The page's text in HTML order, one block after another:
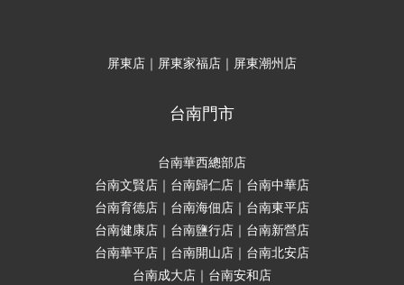
屏東店｜屏東家福店｜屏東潮州店
台南門市
台南華西總部店
台南文賢店｜台南歸仁店｜台南中華店
台南育德店｜台南海佃店｜台南東平店
台南健康店｜台南鹽行店｜台南新營店
台南華平店｜台南開山店｜台南北安店
台南成大店｜台南安和店